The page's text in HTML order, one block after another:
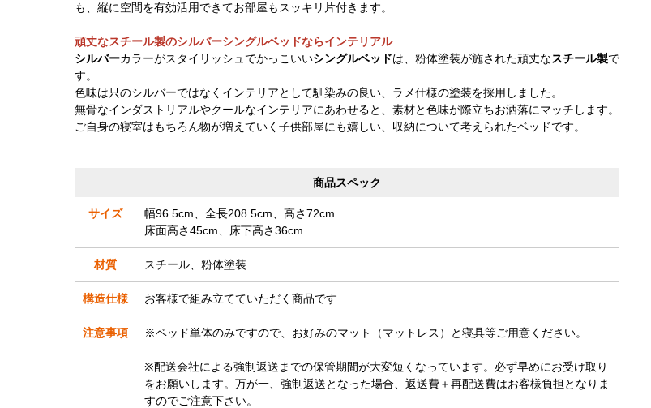
も、縦に空間を有効活用できてお部屋もスッキリ片付きます。
頑丈なスチール製のシルバーシングルベッドならインテリアル
シルバーカラーがスタイリッシュでかっこいいシングルベッドは、粉体塗装が施された頑丈なスチール製で
す。
色味は只のシルバーではなくインテリアとして馴染みの良い、ラメ仕様の塗装を採用しました。
無骨なインダストリアルやクールなインテリアにあわせると、素材と色味が際立ちお洒落にマッチします。
ご自身の寝室はもちろん物が増えていく子供部屋にも嬉しい、収納について考えられたベッドです。
商品スペック
サイズ
幅96.5cm、全長208.5cm、高さ72cm
床面高さ45cm、床下高さ36cm
材質 スチール、粉体塗装
構造仕様 お客様で組み立てていただく商品です
注意事項 ※ベッド単体のみですので、お好みのマット（マットレス）と寝具等ご用意ください。
※配送会社による強制返送までの保管期間が大変短くなっています。必ず早めにお受け取り
をお願いします。万が一、強制返送となった場合、返送費＋再配送費はお客様負担となりま
すのでご注意下さい。